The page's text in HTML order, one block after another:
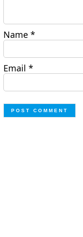
Name*
Email*